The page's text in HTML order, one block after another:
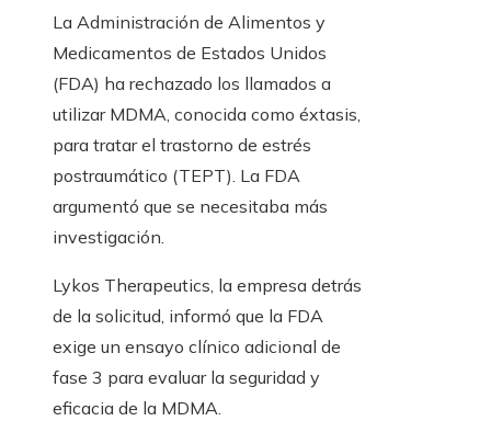
La Administración de Alimentos y
Medicamentos de Estados Unidos
(FDA) ha rechazado los llamados a
utilizar MDMA, conocida como éxtasis,
para tratar el trastorno de estrés
postraumático (TEPT). La FDA
argumentó que se necesitaba más
investigación.
Lykos Therapeutics, la empresa detrás
de la solicitud, informó que la FDA
exige un ensayo clínico adicional de
fase 3 para evaluar la seguridad y
eficacia de la MDMA.